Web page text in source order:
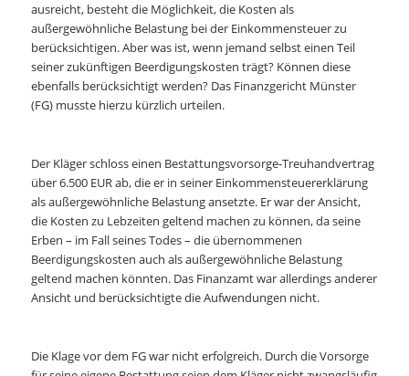
ausreicht, besteht die Möglichkeit, die Kosten als
außergewöhnliche Belastung bei der Einkommensteuer zu
berücksichtigen. Aber was ist, wenn jemand selbst einen Teil
seiner zukünftigen Beerdigungskosten trägt? Können diese
ebenfalls berücksichtigt werden? Das Finanzgericht Münster
(FG) musste hierzu kürzlich urteilen.
Der Kläger schloss einen Bestattungsvorsorge-Treuhandvertrag
über 6.500 EUR ab, die er in seiner Einkommensteuererklärung
als außergewöhnliche Belastung ansetzte. Er war der Ansicht,
die Kosten zu Lebzeiten geltend machen zu können, da seine
Erben – im Fall seines Todes – die übernommenen
Beerdigungskosten auch als außergewöhnliche Belastung
geltend machen könnten. Das Finanzamt war allerdings anderer
Ansicht und berücksichtigte die Aufwendungen nicht.
Die Klage vor dem FG war nicht erfolgreich. Durch die Vorsorge